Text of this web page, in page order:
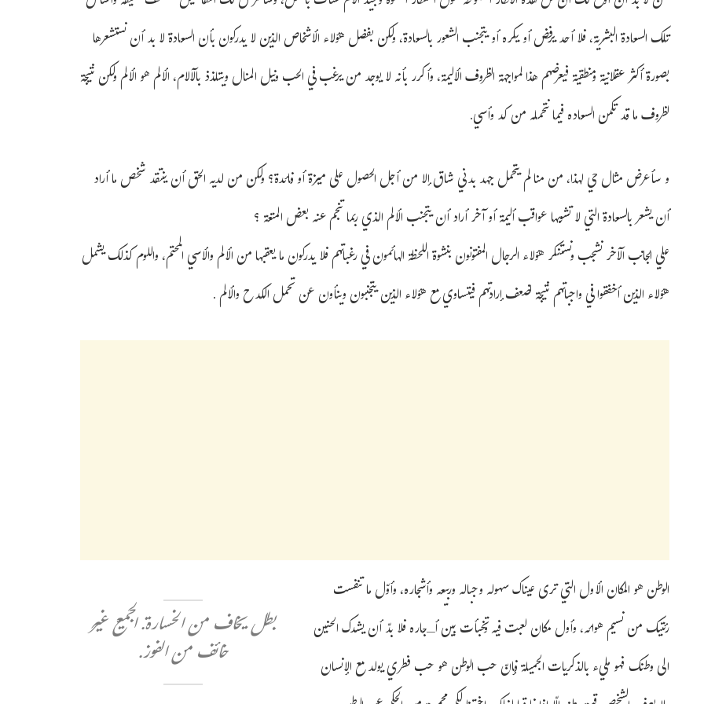
تلك السعادة البشرية، فلا أحد يرفض أو يكره أو يتجنب الشعور بالسعادة، ولكن بفضل هؤلاء الأشخاص الذين لا يدركون بأن السعادة لا بد أن نستشعرها
بصورة أكثر عقلانية ومنطقية فيعرضهم هذا لمواجهة الظروف الأليمة، وأكرر بأنه لا يوجد من يرغب في الحب ونيل المنال ويتلذذ بالآلام، الألم هو الألم ولكن نتيجة
لظروف ما قد تكمن السعاده فيما نتحمله من كد وأسي.
و سأعرض مثال حي لهذا، من منا لم يتحمل جهد بدني شاق إلا من أجل الحصول على ميزة أو فائدة؟ ولكن من لديه الحق أن ينتقد شخص ما أراد
أن يشعر بالسعادة التي لا تشوبها عواقب أليمة أو آخر أراد أن يتجنب الألم الذي ربما تنجم عنه بعض المتعة ؟
علي الجانب الآخر نشجب ونستنكر هؤلاء الرجال المفتونون بنشوة اللحظة الهائمون في رغباتهم فلا يدركون ما يعقبها من الألم والأسي المحتم، واللوم كذلك يشمل
هؤلاء الذين أخفقوا في واجباتهم نتيجة لضعف إرادتهم فيتساوي مع هؤلاء الذين يتجنبون وينأون عن تحمل الكدح والألم .
بطل يخاف من الخسارة. الجميع غير
خائف من الفوز.
الوطن هو المكان الأول التي ترى عيناك سهوله وجباله وربيعه وأشجاره، وأوّل ما تنفست
رئتيك من نسيم هوائه، وأول مكان لعبت فيه وتخبأت بين أـجاره فلا بدّ أن يشدك الحنين
الى وطنك فهو مليء بالذكريات الجميلة فإنّ حب الوطن هو حب فطري يولد مع الإنسان